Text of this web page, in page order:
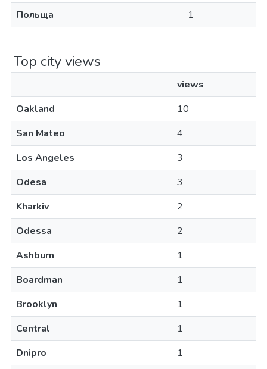
Польща
1
Top city views
views
Oakland
10
San Mateo
4
Los Angeles
3
Odesa
3
Kharkiv
2
Odessa
2
Ashburn
1
Boardman
1
Brooklyn
1
Central
1
Dnipro
1